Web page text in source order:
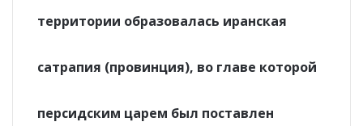
территории образовалась иранская
сатрапия (провинция), во главе которой
персидским царем был поставлен